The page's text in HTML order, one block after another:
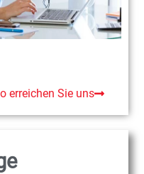
erreichen Sie uns